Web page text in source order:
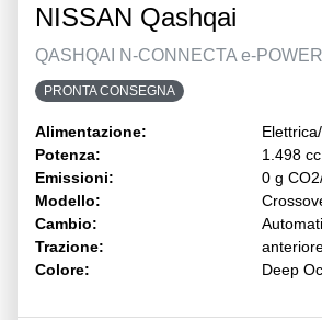
NISSAN Qashqai
QASHQAI N-CONNECTA e-
PRONTA CONSEGNA
Alimentazione:
Potenza:
1.498
Emissioni:
0 g
Modello:
Cambio:
Trazione:
Colore:
Deep